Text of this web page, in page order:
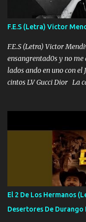
traigo El chiste es que
yo tengo el control a
malcriado un
las risas las que me
F.E.S (Letra) Victor
F.E.S (Letra) Victor
ensangrentad0s y no me
lados ando en uno con
cintos LV Gucci Dior La
estándares 110 mil
verme en las revistas
Francia ropa de
repleta de presidentes la
cuenta chequeen
El 2 De Los Hermanos
Desertores De Durango